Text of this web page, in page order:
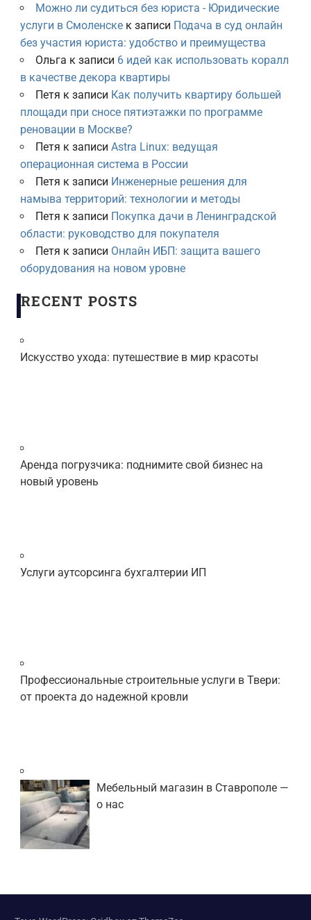
Можно ли судиться без юриста - Юридические
услуги в Смоленскек записи Подача в суд онлайн
без участия юриста: удобство и преимущества
Ольга к записи 6 идей как использовать коралл
в качестве декора квартиры
Петя к записи Как получить квартиру большей
площади при сносе пятиэтажки по программе
реновации в Москве?
Петя к записи Astra Linux: ведущая
операционная система в России
Петя к записи Инженерные решения для
намыва территорий: технологии и методы
Петя к записи Покупка дачи в Ленинградской
области: руководство для покупателя
Петя к записи Онлайн ИБП: защита вашего
оборудования на новом уровне
RECENT POSTS
Искусство ухода: путешествие в мир красоты
Аренда погрузчика: поднимите свой бизнес на
новый уровень
Услуги аутсорсинга бухгалтерии ИП
Профессиональные строительные услуги в Твери:
от проекта до надежной кровли
Мебельный магазин в Ставрополе —
о нас